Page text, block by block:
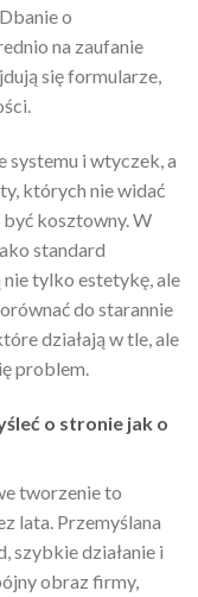
o
na zaufanie
się formularze,
systemu i wtyczek, a
których nie widać
kosztowny. W
standard
tylko estetykę, ale
do starannie
działają w tle, ale
problem.
o stronie jak o
tworzenie to
lata. Przemyślana
szybkie działanie i
obraz firmy,